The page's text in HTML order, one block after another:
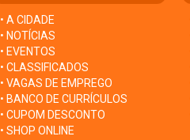
• A CIDADE
• NOTÍCIAS
• EVENTOS
• CLASSIFICADOS
• VAGAS DE EMPREGO
• BANCO DE CURRÍCULOS
• CUPOM DESCONTO
• SHOP ONLINE